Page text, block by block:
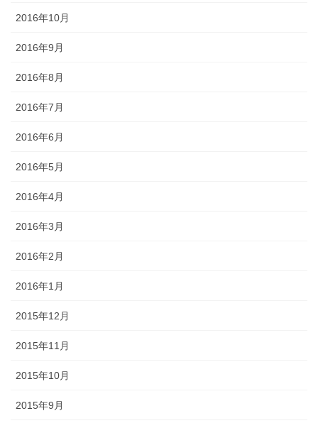
2016年10月
2016年9月
2016年8月
2016年7月
2016年6月
2016年5月
2016年4月
2016年3月
2016年2月
2016年1月
2015年12月
2015年11月
2015年10月
2015年9月